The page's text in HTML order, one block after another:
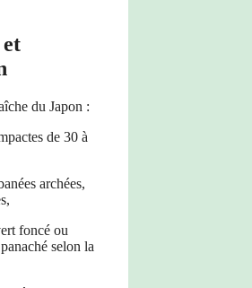
du Japon :
de 30 à
archées,
foncé ou
selon la